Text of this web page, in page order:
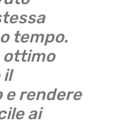
tempo.
ottimo
il
e rendere
ai